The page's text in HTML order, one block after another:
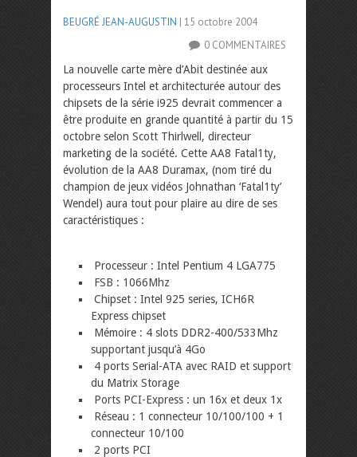
BEUGRÉ JEAN-AUGUSTIN | 15 octobre 2004
0 COMMENTAIRES
La nouvelle carte mère d’Abit destinée aux
processeurs Intel et architecturée autour des
chipsets de la série i925 devrait commencer a
être produite en grande quantité à partir du 15
octobre selon Scott Thirlwell, directeur
marketing de la société. Cette AA8 Fatal1ty,
évolution de la AA8 Duramax, (nom tiré du
champion de jeux vidéos Johnathan ‘Fatal1ty’
Wendel) aura tout pour plaire au dire de ses
caractéristiques :
Processeur : Intel Pentium 4 LGA775
FSB : 1066Mhz
Chipset : Intel 925 series, ICH6R
Express chipset
Mémoire : 4 slots DDR2-400/533Mhz
supportant jusqu’à 4Go
4 ports Serial-ATA avec RAID et support
du Matrix Storage
Ports PCI-Express : un 16x et deux 1x
Réseau : 1 connecteur 10/100/100 + 1
connecteur 10/100
2 ports PCI